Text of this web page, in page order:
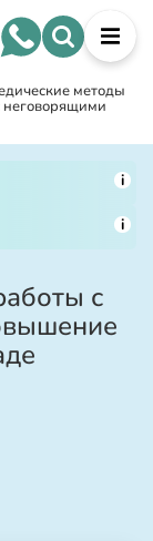
методы
неговорящими
i
i
с